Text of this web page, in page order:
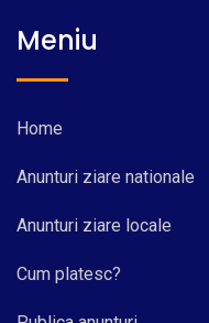
Meniu
Home
Anunturi ziare nationale
Anunturi ziare locale
Cum platesc?